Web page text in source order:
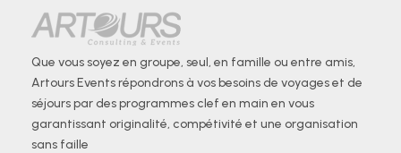
E
Que vous soyez en groupe, seul, en famille ou entre amis,
Artours Events répondrons à vos besoins de voyages et de
séjours par des programmes clef en main en vous
garantissant originalité, compétivité et une organisation
sans faille